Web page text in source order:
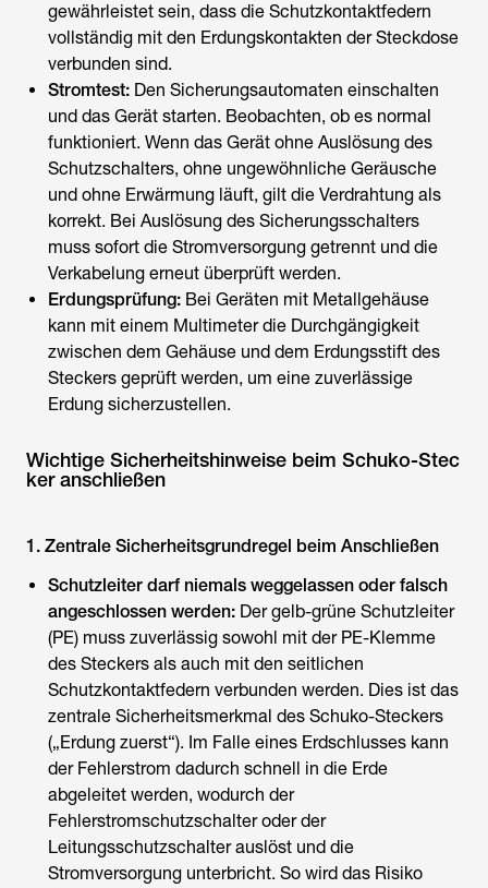
gewährleistet sein, dass die Schutzkontaktfedern
vollständig mit den Erdungskontakten der Steckdose
verbunden sind.
Stromtest: Den Sicherungsautomaten einschalten
und das Gerät starten. Beobachten, ob es normal
funktioniert. Wenn das Gerät ohne Auslösung des
Schutzschalters, ohne ungewöhnliche Geräusche
und ohne Erwärmung läuft, gilt die Verdrahtung als
korrekt. Bei Auslösung des Sicherungsschalters
muss sofort die Stromversorgung getrennt und die
Verkabelung erneut überprüft werden.
Erdungsprüfung: Bei Geräten mit Metallgehäuse
kann mit einem Multimeter die Durchgängigkeit
zwischen dem Gehäuse und dem Erdungsstift des
Steckers geprüft werden, um eine zuverlässige
Erdung sicherzustellen.
Wichtige Sicherheitshinweise beim Schuko-Stec
ker anschließen
1. Zentrale Sicherheitsgrundregel beim Anschließen
Schutzleiter darf niemals weggelassen oder falsch
angeschlossen werden: Der gelb-grüne Schutzleiter
(PE) muss zuverlässig sowohl mit der PE-Klemme
des Steckers als auch mit den seitlichen
Schutzkontaktfedern verbunden werden. Dies ist das
zentrale Sicherheitsmerkmal des Schuko-Steckers
(„Erdung zuerst“). Im Falle eines Erdschlusses kann
der Fehlerstrom dadurch schnell in die Erde
abgeleitet werden, wodurch der
Fehlerstromschutzschalter oder der
Leitungsschutzschalter auslöst und die
Stromversorgung unterbricht. So wird das Risiko